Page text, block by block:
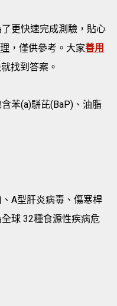
更快速完成測驗，貼心
，僅供參考。大家善用
找到答案。
苯(a)駢芘(BaP)、油脂
A型肝炎病毒、傷寒桿
球 32種食源性疾病危